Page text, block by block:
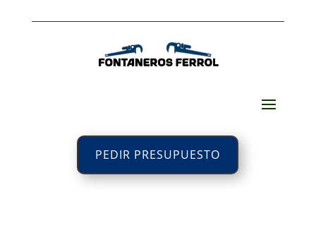
PEDIR PRESUPUESTO